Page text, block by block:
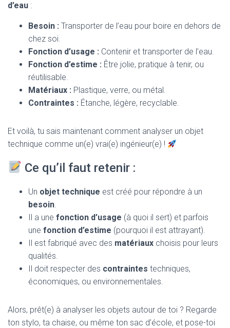
d’eau :
Besoin : Transporter de l’eau pour boire en dehors de
chez soi.
Fonction d’usage : Contenir et transporter de l’eau.
Fonction d’estime : Être jolie, pratique à tenir, ou
réutilisable.
Matériaux : Plastique, verre, ou métal.
Contraintes : Étanche, légère, recyclable.
Et voilà, tu sais maintenant comment analyser un objet
technique comme un(e) vrai(e) ingénieur(e) !
Ce qu’il faut retenir :
Un objet technique est créé pour répondre à un
besoin.
Il a une fonction d’usage (à quoi il sert) et parfois
une fonction d’estime (pourquoi il est attrayant).
Il est fabriqué avec des matériaux choisis pour leurs
qualités.
Il doit respecter des contraintes techniques,
économiques, ou environnementales.
Alors, prêt(e) à analyser les objets autour de toi ? Regarde
ton stylo, ta chaise, ou même ton sac d’école, et pose-toi